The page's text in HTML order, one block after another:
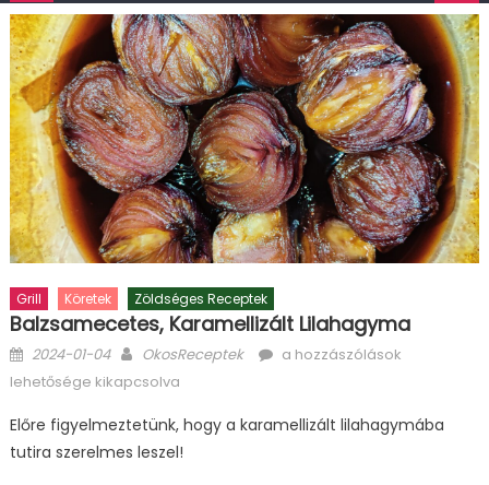
Grill Köretek Zöldséges Receptek
Balzsamecetes, Karamellizált Lilahagyma
Posted
on
2024-01-04 Author
OkosReceptek
Balzsamecetes,
bejegyzéshez
a hozzászólások
lehetősége kikapcsolva
Előre figyelmeztetünk, hogy a karamellizált lilahagymába
tutira szerelmes leszel!